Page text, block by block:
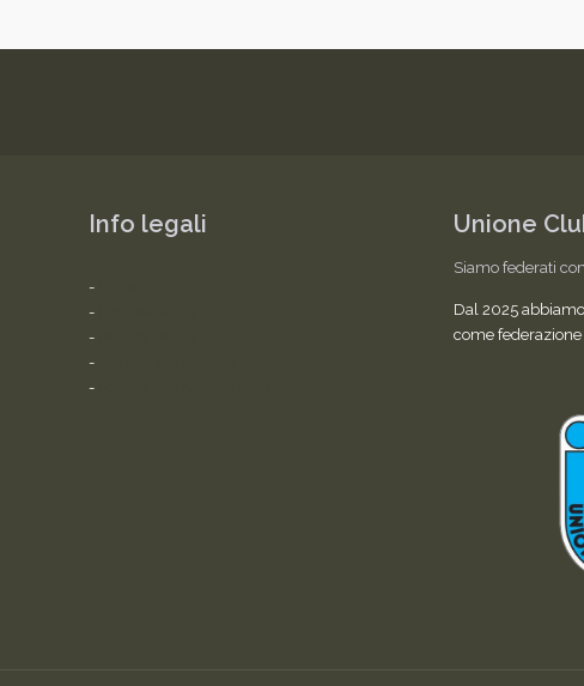
Info legali
-
-
-
-
-
Unione
Siamo federati
Dal 2025
come federazione